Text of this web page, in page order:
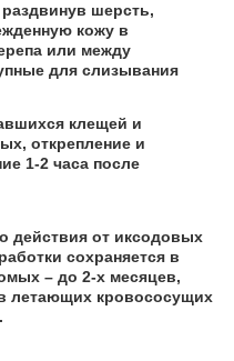
шерсть,
кожу в
или между
для слизывания
клещей и
открепление и
1-2 часа после
действия от иксодовых
сохраняется в
– до 2-х месяцев,
летающих кровососущих